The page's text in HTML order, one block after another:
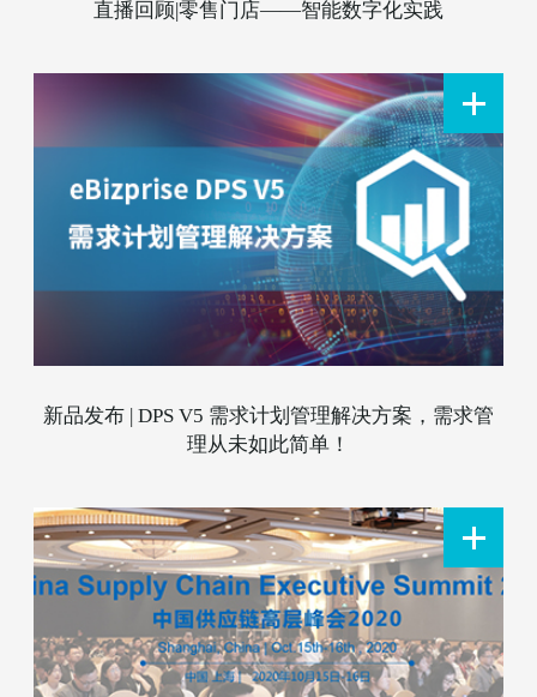
直播回顾|零售门店——智能数字化实践
新品发布 | DPS V5 需求计划管理解决方案，需求管
理从未如此简单！